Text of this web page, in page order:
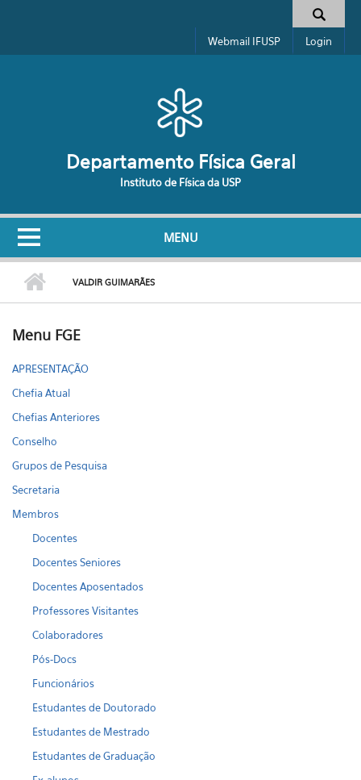
Formulário de busca
Webmail IFUSP Login
Departamento Física Geral
Instituto de Física da USP
MENU
VALDIR GUIMARÃES
Menu FGE
APRESENTAÇÃO
Chefia Atual
Chefias Anteriores
Conselho
Grupos de Pesquisa
Secretaria
Membros
Docentes
Docentes Seniores
Docentes Aposentados
Professores Visitantes
Colaboradores
Pós-Docs
Funcionários
Estudantes de Doutorado
Estudantes de Mestrado
Estudantes de Graduação